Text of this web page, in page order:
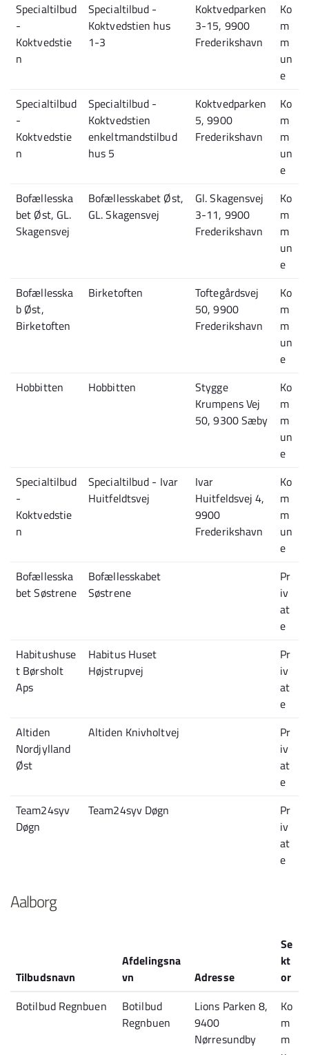
Specialtilbud
-
Koktvedstie
n
Specialtilbud -
Koktvedstien hus
1-3
Koktvedparken
3-15, 9900
Frederikshavn
Ko
m
m
un
e
Specialtilbud
-
Koktvedstie
n
Specialtilbud -
Koktvedstien
enkeltmandstilbud
hus 5
Koktvedparken
5, 9900
Frederikshavn
Ko
m
m
un
e
Bofællesska
bet Øst, GL.
Skagensvej
Bofællesskabet Øst,
GL. Skagensvej
Gl. Skagensvej
3-11, 9900
Frederikshavn
Ko
m
m
un
e
Bofællesska
b Øst,
Birketoften
Birketoften
Toftegårdsvej
50, 9900
Frederikshavn
Ko
m
m
un
e
Hobbitten
Hobbitten
Stygge
Krumpens Vej
50, 9300 Sæby
Ko
m
m
un
e
Specialtilbud
-
Koktvedstie
n
Specialtilbud - Ivar
Huitfeldtsvej
Ivar
Huitfeldsvej 4,
9900
Frederikshavn
Ko
m
m
un
e
Bofællesska
bet Søstrene
Bofællesskabet
Søstrene
Pr
iv
at
e
Habitushuse
t Børsholt
Aps
Habitus Huset
Højstrupvej
Pr
iv
at
e
Altiden
Nordjylland
Øst
Altiden Knivholtvej
Pr
iv
at
e
Team24syv
Døgn
Team24syv Døgn
Pr
iv
at
e
Aalborg
Tilbudsnavn
Afdelingsna
vn
Adresse
Se
kt
or
Botilbud Regnbuen
Botilbud
Regnbuen
Lions Parken 8,
9400
Nørresundby
Ko
m
m